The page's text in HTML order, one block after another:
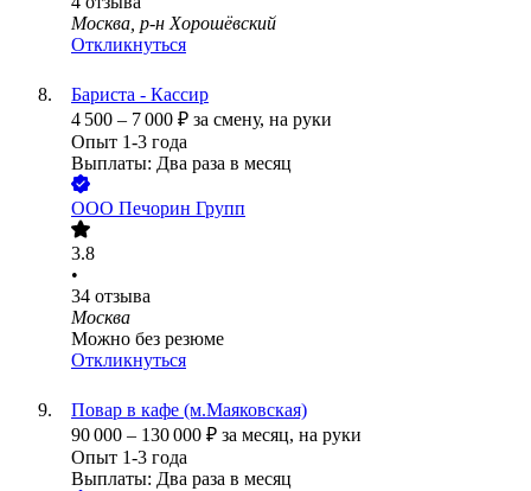
Москва, р-н Хорошёвский
Откликнуться
Бариста - Кассир
4 500 – 7 000 ₽ за смену, на руки
Опыт 1-3 года
Выплаты: Два раза в месяц
ООО Печорин Групп
3.8
•
34 отзыва
Москва
Можно без резюме
Откликнуться
Повар в кафе (м.Маяковская)
90 000 – 130 000 ₽ за месяц, на руки
Опыт 1-3 года
Выплаты: Два раза в месяц